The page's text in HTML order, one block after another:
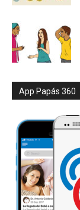
App Papás 360